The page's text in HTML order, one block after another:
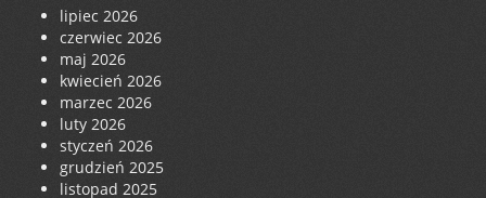
lipiec 2026
czerwiec 2026
maj 2026
kwiecień 2026
marzec 2026
luty 2026
styczeń 2026
grudzień 2025
listopad 2025